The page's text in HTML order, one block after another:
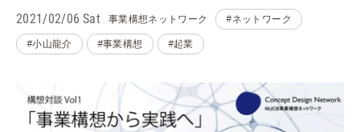
2021/02/06 Sat 事業構想ネットワーク #ネットワーク
#小山龍介 #事業構想 #起業